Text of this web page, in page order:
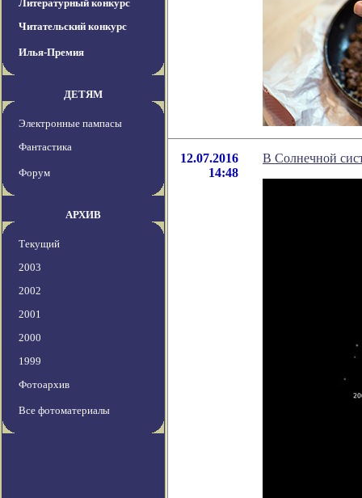
Литературный конкурс
Читательский конкурс
Илья-Премия
ДЕТЯМ
Электронные пампасы
Фантастика
Форум
АРХИВ
Текущий
2003
2002
2001
2000
1999
Фотоархив
Все фотоматериалы
12.07.2016
14:48
В Солнечной